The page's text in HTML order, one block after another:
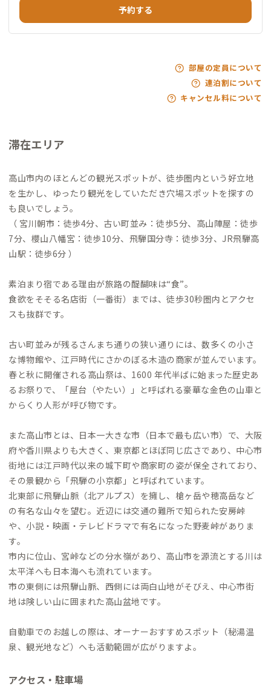
予約する
部屋の定員について
連泊割について
キャンセル料について
滞在エリア
高山市内のほとんどの観光スポットが、徒歩圏内という好立地
を生かし、ゆったり観光をしていただき穴場スポットを探すの
も良いでしょう。
（ 宮川朝市：徒歩4分、古い町並み：徒歩5分、高山陣屋：徒歩
7分、櫻山八幡宮：徒歩10分、飛騨国分寺：徒歩3分、JR飛騨高
山駅：徒歩6分 ）
素泊まり宿である理由が旅路の醍醐味は“食”。
食欲をそそる名店街（一番街）までは、徒歩30秒圏内とアクセ
スも抜群です。
古い町並みが残るさんまち通りの狭い通りには、数多くの小さ
な博物館や、江戸時代にさかのぼる木造の商家が並んでいます。
春と秋に開催される高山祭は、1600 年代半ばに始まった歴史あ
るお祭りで、「屋台（やたい）」と呼ばれる豪華な金色の山車と
からくり人形が呼び物です。
また高山市とは、日本一大きな市（日本で最も広い市）で、大阪
府や香川県よりも大きく、東京都とほぼ同じ広さであり、中心市
街地には江戸時代以来の城下町や商家町の姿が保全されており、
その景観から「飛騨の小京都」と呼ばれています。
北東部に飛騨山脈（北アルプス）を擁し、槍ヶ岳や穂高岳など
の有名な山々を望む。近辺には交通の難所で知られた安房峠
や、小説・映画・テレビドラマで有名になった野麦峠がありま
す。
市内に位山、宮峠などの分水嶺があり、高山市を源流とする川は
太平洋へも日本海へも流れています。
市の東側には飛騨山脈、西側には両白山地がそびえ、中心市街
地は険しい山に囲まれた高山盆地です。
自動車でのお越しの際は、オーナーおすすめスポット（秘湯温
泉、観光地など）へも活動範囲が広がりますよ。
アクセス・駐車場